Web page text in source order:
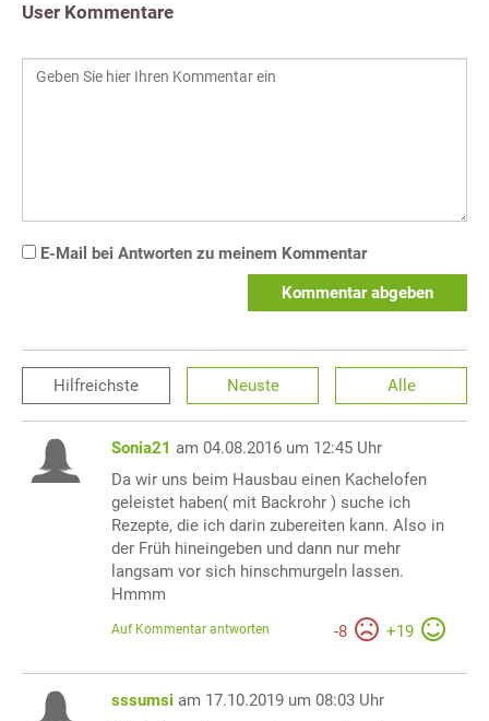
User Kommentare
E-Mail bei Antworten zu meinem Kommentar
Kommentar abgeben
Hilfreichste Neuste Alle
Sonia21 am 04.08.2016 um 12:45 Uhr
Da wir uns beim Hausbau einen Kachelofen
geleistet haben( mit Backrohr ) suche ich
Rezepte, die ich darin zubereiten kann. Also in
der Früh hineingeben und dann nur mehr
langsam vor sich hinschmurgeln lassen.
Hmmm
-8 +19
Auf Kommentar antworten
sssumsi am 17.10.2019 um 08:03 Uhr